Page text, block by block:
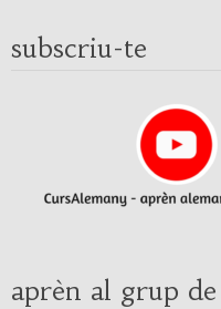
subscriu-te
aprèn al grup